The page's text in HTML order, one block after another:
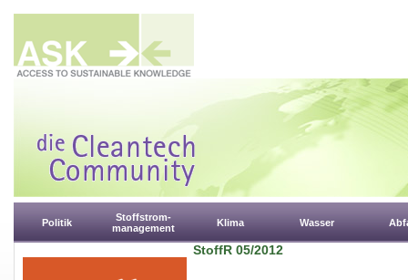
Politik
Stoffstrom-
management
Klima Wasser
StoffR 05/2012